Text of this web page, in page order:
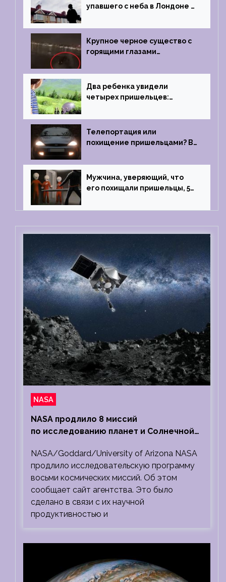
упавшего с неба в Лондоне в
Крупное черное существо с
горящими глазами
Два ребенка увидели
четырех пришельцев:
1967 году
Телепортация или
похищение пришельцами? В
случай произошел с семьей
из Аргентины
Мужчина, уверяющий, что
его похищали пришельцы, 5
тест на детекторе лжи
NASA
NASA продлило 8 миссий
по исследованию планет и Солнечной
NASA/Goddard/University of Arizona NASA
продлило исследовательскую программу
восьми космических миссий. Об этом
сообщает сайт агентства. Это было
сделано в связи с их научной
продуктивностью и